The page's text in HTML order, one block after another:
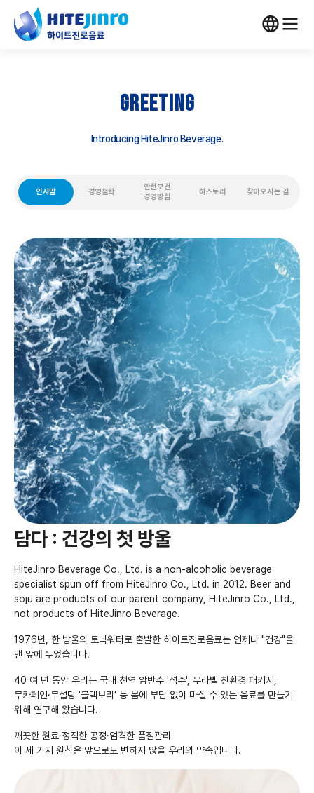
GREETING
Introducing HiteJinro Beverage.
인사말 경영철학
안전보건
경영방침
히스토리 찾아오시는 길
담다 : 건강의 첫 방울
HiteJinro Beverage Co., Ltd. is a non-alcoholic beverage
specialist spun off from HiteJinro Co., Ltd. in 2012. Beer and
soju are products of our parent company, HiteJinro Co., Ltd.,
not products of HiteJinro Beverage.
1976년, 한 방울의 토닉워터로 출발한 하이트진로음료는 언제나 "건강"을
맨 앞에 두었습니다.
40 여 년 동안 우리는 국내 천연 암반수 '석수', 무라벨 친환경 패키지,
무카페인·무설탕 '블랙보리' 등 몸에 부담 없이 마실 수 있는 음료를 만들기
위해 연구해 왔습니다.
깨끗한 원료·정직한 공정·엄격한 품질관리
이 세 가지 원칙은 앞으로도 변하지 않을 우리의 약속입니다.